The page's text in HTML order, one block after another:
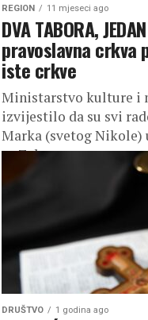
REGION 11 mjeseci ago
DVA TABORA,
pravoslavna crkva
iste crkve
Ministarstvo kulture i
izvijestilo da su svi
Marka (svetog Nikole)
sa Zakonom...
DRUŠTVO 1 godina ago